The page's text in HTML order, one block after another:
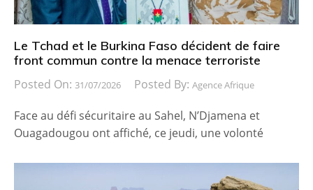
Le Tchad et le Burkina Faso décident de faire
front commun contre la menace terroriste
Posted On: 31/07/2026 Posted By: Agence Afrique
Face au défi sécuritaire au Sahel, N’Djamena et
Ouagadougou ont affiché, ce jeudi, une volonté